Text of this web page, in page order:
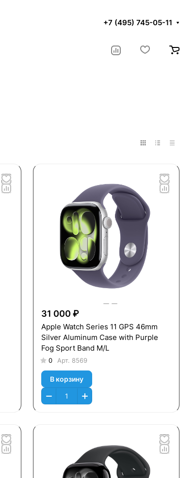
+7 (495) 745-05-11
31 000 ₽
Apple Watch Series 11 GPS 46mm
Silver Aluminum Case with Purple
Fog Sport Band M/L
0 Арт. 8569
В корзину